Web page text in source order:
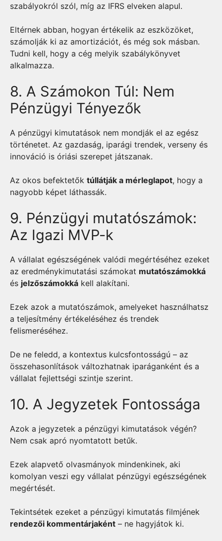
szabályokról szól, míg az IFRS elveken alapul.
Eltérnek abban, hogyan értékelik az eszközöket,
számolják ki az amortizációt, és még sok másban.
Tudni kell, hogy a cég melyik szabálykönyvet
alkalmazza.
8. A Számokon Túl: Nem
Pénzügyi Tényezők
A pénzügyi kimutatások nem mondják el az egész
történetet. Az gazdaság, iparági trendek, verseny és
innováció is óriási szerepet játszanak.
Az okos befektetők túllátják a mérleglapot, hogy a
nagyobb képet láthassák.
9. Pénzügyi mutatószámok:
Az Igazi MVP-k
A vállalat egészségének valódi megértéséhez ezeket
az eredménykimutatási számokat mutatószámokká
és jelzőszámokká kell alakítani.
Ezek azok a mutatószámok, amelyeket használhatsz
a teljesítmény értékeléséhez és trendek
felismeréséhez.
De ne feledd, a kontextus kulcsfontosságú – az
összehasonlítások változhatnak iparáganként és a
vállalat fejlettségi szintje szerint.
10. A Jegyzetek Fontossága
Azok a jegyzetek a pénzügyi kimutatások végén?
Nem csak apró nyomtatott betűk.
Ezek alapvető olvasmányok mindenkinek, aki
komolyan veszi egy vállalat pénzügyi egészségének
megértését.
Tekintsétek ezeket a pénzügyi kimutatás filmjének
rendezői kommentárjaként – ne hagyjátok ki.